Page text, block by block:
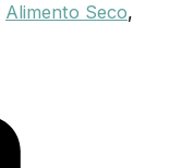
Alimento Seco,